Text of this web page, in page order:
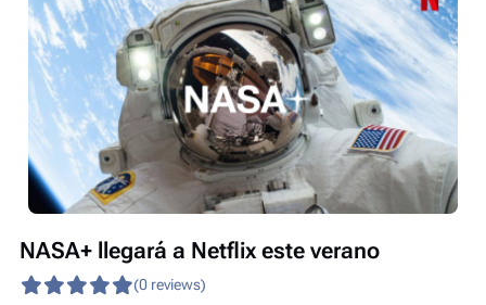
NASA+ llegará a Netflix este verano
(0 reviews)